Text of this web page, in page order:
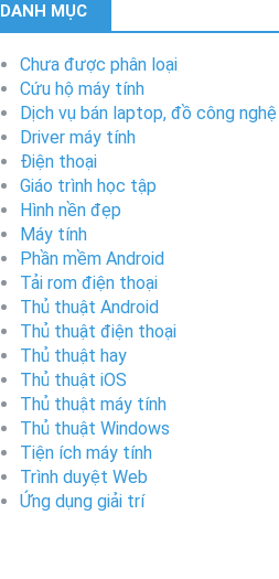
DANH MỤC
Chưa được phân loại
Cứu hộ máy tính
Dịch vụ bán laptop, đồ công nghệ
Driver máy tính
Điện thoại
Giáo trình học tập
Hình nền đẹp
Máy tính
Phần mềm Android
Tải rom điện thoại
Thủ thuật Android
Thủ thuật điện thoại
Thủ thuật hay
Thủ thuật iOS
Thủ thuật máy tính
Thủ thuật Windows
Tiện ích máy tính
Trình duyệt Web
Ứng dụng giải trí